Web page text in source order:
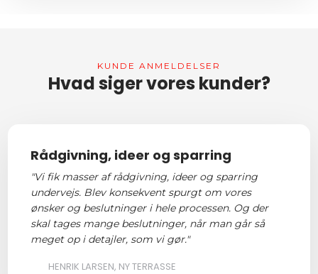
KUNDE ANMELDELSER​
Hvad siger vores kunder?​
Rådgivning, ideer og sparring
"Vi fik masser af rådgivning, ideer og sparring
undervejs. Blev konsekvent spurgt om vores
ønsker og beslutninger i hele processen. Og der
skal tages mange beslutninger, når man går så
meget op i detajler, som vi gør."
HENRIK LARSEN, NY TERRASSE